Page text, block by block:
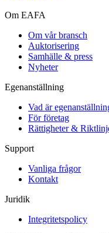
Om EAFA
Om vår bransch
Auktorisering
Samhälle & press
Nyheter
Egenanställning
Vad är
För företag
Rättigheter &
Support
Vanliga frågor
Kontakt
Juridik
Integritetspolicy